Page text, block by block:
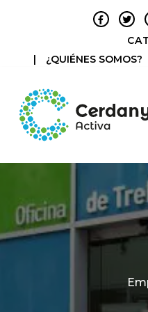
|
¿QUIÉNES SOMOS?